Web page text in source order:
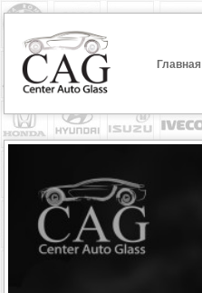
Главная